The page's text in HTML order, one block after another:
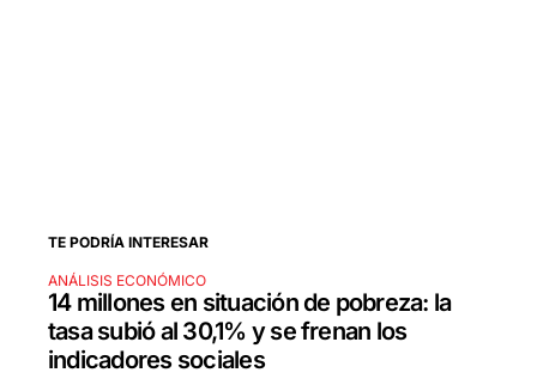
TE PODRÍA INTERESAR
ANÁLISIS ECONÓMICO
14 millones en situación de pobreza: la
tasa subió al 30,1% y se frenan los
indicadores sociales